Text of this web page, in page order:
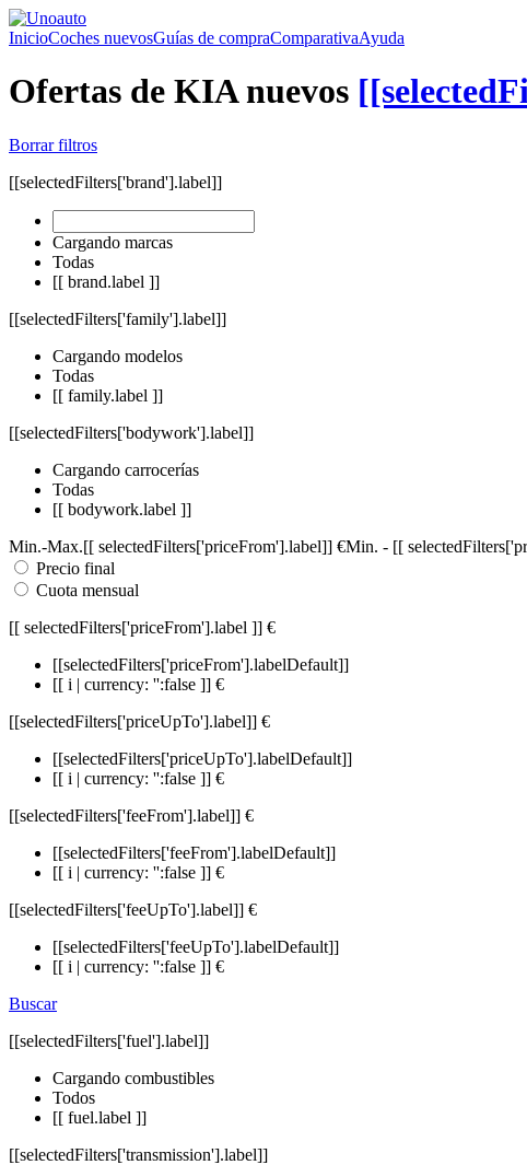
InicioCoches nuevosGuías de compraComparativaAyuda
Ofertas de KIA nuevos
Borrar filtros
[[selectedFilters['brand'].label]]
Cargando marcas
Todas
[[ brand.label ]]
[[selectedFilters['family'].label]]
Cargando modelos
Todas
[[ family.label ]]
[[selectedFilters['bodywork'].label]]
Cargando carrocerías
Todas
[[ bodywork.label ]]
Min.-Max.[[ selectedFilters['priceFrom'].label]] €Min. - [[
Precio final
Cuota mensual
[[ selectedFilters['priceFrom'].label ]] €
[[selectedFilters['priceFrom'].labelDefault]]
[[ i | currency: '':false ]] €
[[selectedFilters['priceUpTo'].label]] €
[[selectedFilters['priceUpTo'].labelDefault]]
[[ i | currency: '':false ]] €
[[selectedFilters['feeFrom'].label]] €
[[selectedFilters['feeFrom'].labelDefault]]
[[ i | currency: '':false ]] €
[[selectedFilters['feeUpTo'].label]] €
[[selectedFilters['feeUpTo'].labelDefault]]
[[ i | currency: '':false ]] €
Buscar
[[selectedFilters['fuel'].label]]
Cargando combustibles
Todos
[[ fuel.label ]]
[[selectedFilters['transmission'].label]]